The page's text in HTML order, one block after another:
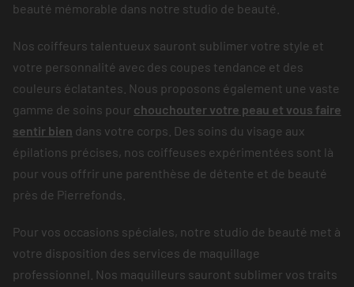
beauté mémorable dans notre studio de beauté.
Nos coiffeurs talentueux sauront sublimer votre style et
votre personnalité avec des coupes tendance et des
couleurs éclatantes. Nous proposons également une vaste
gamme de soins pour chouchouter votre peau et vous faire
sentir bien dans votre corps. Des soins du visage aux
épilations précises, nos coiffeuses expérimentées sont là
pour vous offrir une parenthèse de détente et de beauté
près de Pierrefonds.
Pour vos occasions spéciales, notre studio de beauté met à
votre disposition des services de maquillage
professionnel. Nos maquilleurs sauront sublimer vos traits